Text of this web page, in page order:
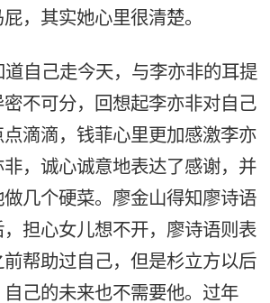
，其实她心里很清楚。
自己走今天，与李亦非的耳提
不可分，回想起李亦非对自己
滴滴，钱菲心里更加感激李亦
，诚心诚意地表达了感谢，并
几个硬菜。廖金山得知廖诗语
担心女儿想不开，廖诗语则表
帮助过自己，但是杉立方以后
己的未来也不需要他。过年